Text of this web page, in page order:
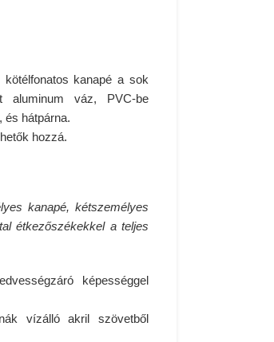
kanapé a sok
aluminum váz, PVC-be
és hátpárna.
hozzá.
kanapé, kétszemélyes
étkezőszékekkel a teljes
képességgel
vízálló akril szövetből